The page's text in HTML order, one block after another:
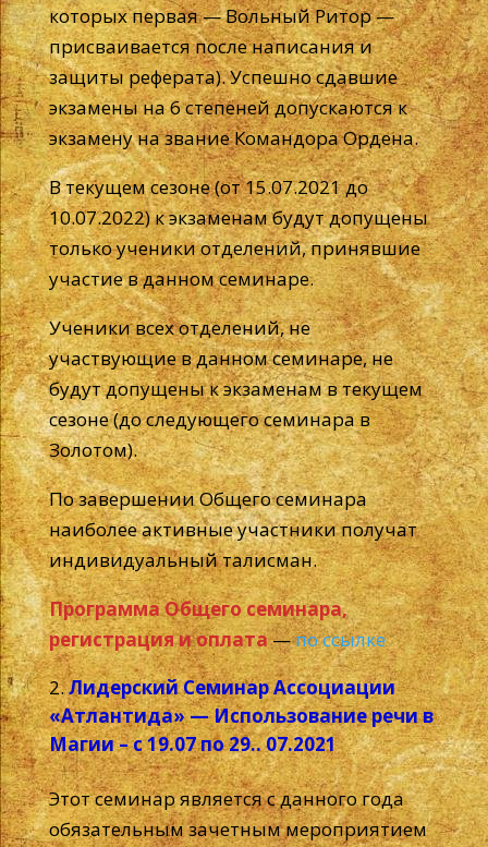
которых первая — Вольный Ритор —
присваивается после написания и
защиты реферата). Успешно сдавшие
экзамены на 6 степеней допускаются к
экзамену на звание Командора Ордена.
В текущем сезоне (от 15.07.2021 до
10.07.2022) к экзаменам будут допущены
только ученики отделений, принявшие
участие в данном семинаре.
Ученики всех отделений, не
участвующие в данном семинаре, не
будут допущены к экзаменам в текущем
сезоне (до следующего семинара в
Золотом).
По завершении Общего семинара
наиболее активные участники получат
индивидуальный талисман.
Программа Общего семинара,
регистрация и оплата—по ссылке
Лидерский Семинар Ассоциации
«Атлантида» — Использование речи в
Магии – с 19.07 по 29.. 07.2021
Этот семинар является с данного года
обязательным зачетным мероприятием